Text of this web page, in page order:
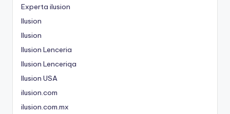
Experta ilusion
Ilusion
Ilusion
Ilusion Lenceria
Ilusion Lenceriqa
Ilusion USA
ilusion.com
ilusion.com.mx